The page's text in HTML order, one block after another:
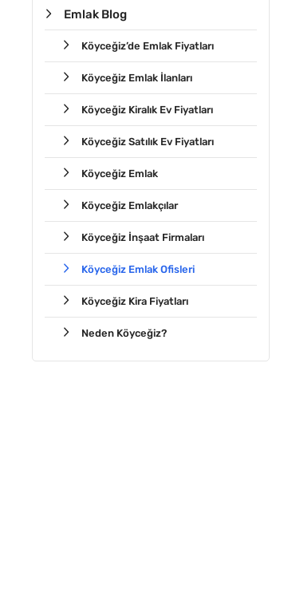
Emlak Blog
Köyceğiz’de Emlak Fiyatları
Köyceğiz Emlak İlanları
Köyceğiz Kiralık Ev Fiyatları
Köyceğiz Satılık Ev Fiyatları
Köyceğiz Emlak
Köyceğiz Emlakçılar
Köyceğiz İnşaat Firmaları
Köyceğiz Emlak Ofisleri
Köyceğiz Kira Fiyatları
Neden Köyceğiz?